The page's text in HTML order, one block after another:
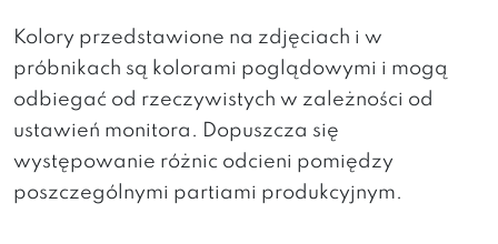
Kolory przedstawione na zdjęciach i w
próbnikach są kolorami poglądowymi i mogą
odbiegać od rzeczywistych w zależności od
ustawień monitora. Dopuszcza się
występowanie różnic odcieni pomiędzy
poszczególnymi partiami produkcyjnym.